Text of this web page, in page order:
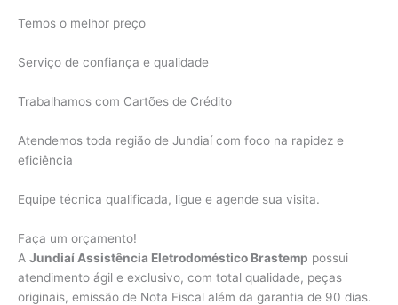
Temos o melhor preço
Serviço de confiança e qualidade
Trabalhamos com Cartões de Crédito
Atendemos toda região de Jundiaí com foco na rapidez e
eficiência
Equipe técnica qualificada, ligue e agende sua visita.
Faça um orçamento!
A Jundiaí Assistência Eletrodoméstico Brastemp possui
atendimento ágil e exclusivo, com total qualidade, peças
originais, emissão de Nota Fiscal além da garantia de 90 dias.